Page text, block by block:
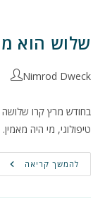
שלוש הוא
מחבר:
Nimrod Dweck
בחודש מרץ קרו שלושה
טיפולוגי, מי היה מאמין.
להמשך קריאה שלוש
הוא